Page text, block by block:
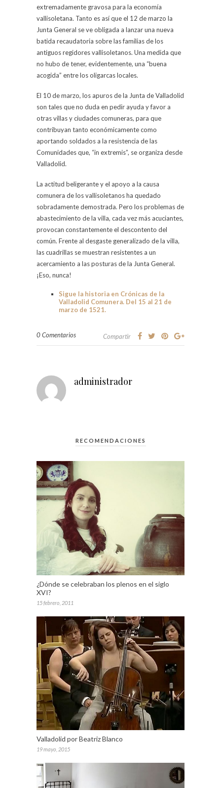
extremadamente gravosa para la economía
vallisoletana. Tanto es así que el 12 de marzo la
Junta General se ve obligada a lanzar una nueva
batida recaudatoria sobre las familias de los
antiguos regidores vallisoletanos. Una medida que
no hubo de tener, evidentemente, una “buena
acogida” entre los oligarcas locales.
El 10 de marzo, los apuros de la Junta de Valladolid
son tales que no duda en pedir ayuda y favor a
otras villas y ciudades comuneras, para que
contribuyan tanto económicamente como
aportando soldados a la resistencia de las
Comunidades que, “in extremis”, se organiza desde
Valladolid.
La actitud beligerante y el apoyo a la causa
comunera de los vallisoletanos ha quedado
sobradamente demostrada. Pero los problemas de
abastecimiento de la villa, cada vez más acuciantes,
provocan constantemente el descontento del
común. Frente al desgaste generalizado de la villa,
las cuadrillas se muestran resistentes a un
acercamiento a las posturas de la Junta General.
¡Eso, nunca!
Sigue la historia en Crónicas de la
Valladolid Comunera. Del 15 al 21 de
marzo de 1521.
0 Comentarios Compartir
administrador
RECOMENDACIONES
¿Dónde se celebraban los plenos en el siglo
XVI?
15 febrero, 2011
Valladolid por Beatriz Blanco
19 mayo, 2015